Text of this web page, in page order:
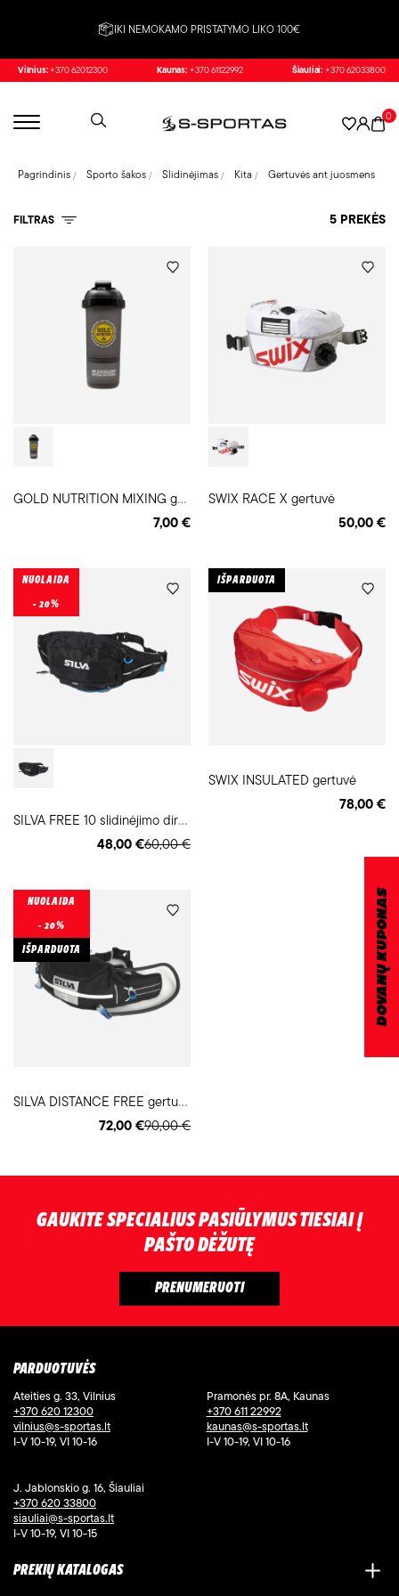
IKI NEMOKAMO PRISTATYMO LIKO 100€
Vilnius: +370 62012300 Kaunas: +370 61122992 Šiauliai: +370 62033800
0
FILTRAS
Pagrindinis Sporto šakos Slidinėjimas Kita Gertuvės ant juosmens
5 PREKĖS
G
OLD NUTRITION MIXING gertuvė-plaktuvė
7,00 €
SWIX RACE X gertuvė
50,00 €
S
ILVA FREE 10 slidinėjimo diržas
60,00 €
48,00 €
NUOLAIDA
- 20%
SWIX INSULATED gertuvė
78,00 €
IŠPARDUOTA
S
ILVA DISTANCE FREE gertuvė ant juosmens
90,00 €
72,00 €
NUOLAIDA
- 20%
IŠPARDUOTA
GAUKITE SPECIALIUS PASIŪLYMUS TIESIAI Į
PAŠTO DĖŽUTĘ
DOVANŲ KUPONAS
PARDUOTUVĖS
Ateities g. 33, Vilnius
+370 620 12300
vilnius@s-sportas.lt
I-V 10-19, VI 10-16
Pramonės pr. 8A, Kaunas
+370 611 22992
kaunas@s-sportas.lt
I-V 10-19, VI 10-16
J. Jablonskio g. 16, Šiauliai
+370 620 33800
siauliai@s-sportas.lt
I-V 10-19, VI 10-15
PREKIŲ KATALOGAS